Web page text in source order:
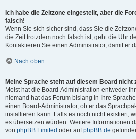
Ich habe die Zeitzone eingestellt, aber die
falsch!
Wenn Sie sich sicher sind, dass Sie die
die Zeit trotzdem noch falsch ist, geht die Uhr
Kontaktieren Sie einen Administrator, damit er
Nach oben
Meine Sprache steht auf diesem Board nicht
Meist hat die Board-Administration entweder
niemand hat das Forum bislang in Ihre
einen Board-Administrator, ob er das
installieren kann. Falls es noch nicht existiert,
es übersetzen würden. Weitere Informationen
von phpBB Limited oder aufphpBB.de